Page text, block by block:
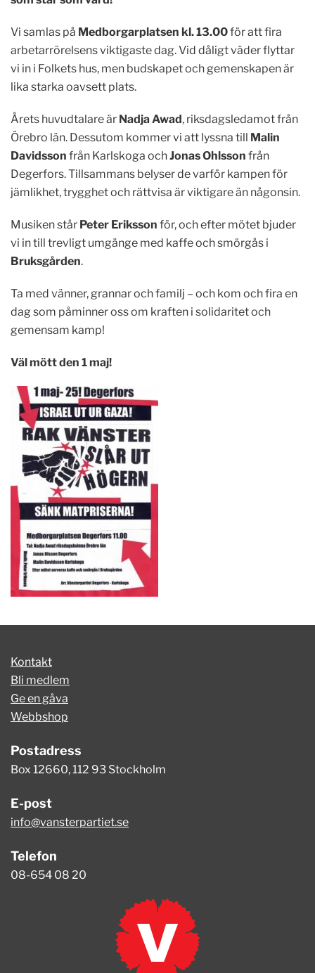
Vi samlas på Medborgarplatsen kl. 13.00för att fira
arbetarrörelsens viktigaste dag. Vid dåligt väder flyttar
vi in i Folkets hus, men budskapet och gemenskapen är
lika starka oavsett plats.
Årets huvudtalare är Nadja Awad, riksdagsledamot från
Örebro län. Dessutom kommer vi att lyssna till Malin
Davidsson från Karlskoga ochJonas Ohlsson från
Degerfors. Tillsammans belyser de varför kampen för
jämlikhet, trygghet och rättvisa är viktigare än någonsin.
Musiken står Peter Eriksson för, och efter mötet bjuder
vi in till trevligt umgänge med kaffe och smörgås i
Bruksgården.
Ta med vänner, grannar och familj – och kom och fira en
dag som påminner oss om kraften i solidaritet och
gemensam kamp!
Väl mött den 1 maj!
Kontakt
Bli medlem
Ge en gåva
Webbshop
Postadress
Box 12660, 112 93 Stockholm
E-post
info@vansterpartiet.se
Telefon
08-654 08 20